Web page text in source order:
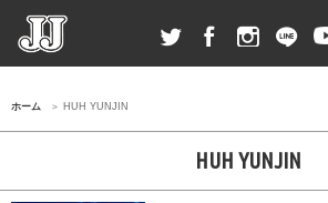
ホーム HUH YUNJIN
HUH YUNJIN